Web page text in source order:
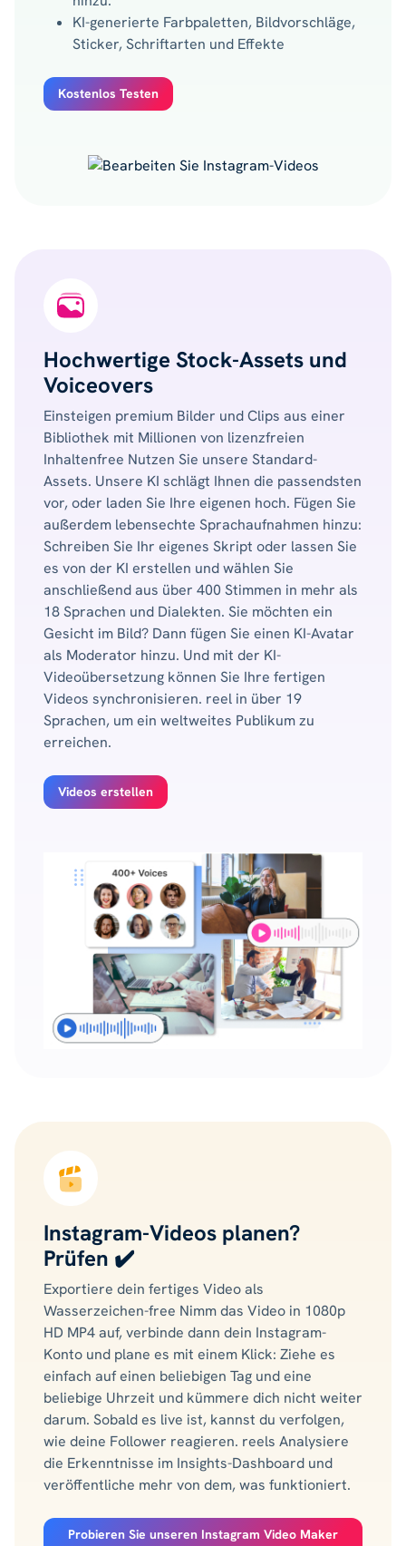
KI-generierte Farbpaletten, Bildvorschläge,
Sticker, Schriftarten und Effekte
Kostenlos Testen
Hochwertige Stock-Assets und
Voiceovers
Einsteigen premium Bilder und Clips aus einer
Bibliothek mit Millionen von lizenzfreien
Inhaltenfree Nutzen Sie unsere Standard-
Assets. Unsere KI schlägt Ihnen die passendsten
vor, oder laden Sie Ihre eigenen hoch. Fügen Sie
außerdem lebensechte Sprachaufnahmen hinzu:
Schreiben Sie Ihr eigenes Skript oder lassen Sie
es von der KI erstellen und wählen Sie
anschließend aus über 400 Stimmen in mehr als
18 Sprachen und Dialekten. Sie möchten ein
Gesicht im Bild? Dann fügen Sie einen KI-Avatar
als Moderator hinzu. Und mit der KI-
Videoübersetzung können Sie Ihre fertigen
Videos synchronisieren. reel in über 19
Sprachen, um ein weltweites Publikum zu
erreichen.
Videos erstellen
Instagram-Videos planen?
Prüfen ✔️
Exportiere dein fertiges Video als
Wasserzeichen-free Nimm das Video in 1080p
HD MP4 auf, verbinde dann dein Instagram-
Konto und plane es mit einem Klick: Ziehe es
einfach auf einen beliebigen Tag und eine
beliebige Uhrzeit und kümmere dich nicht weiter
darum. Sobald es live ist, kannst du verfolgen,
wie deine Follower reagieren. reels Analysiere
die Erkenntnisse im Insights-Dashboard und
veröffentliche mehr von dem, was funktioniert.
Probieren Sie unseren Instagram Video Maker